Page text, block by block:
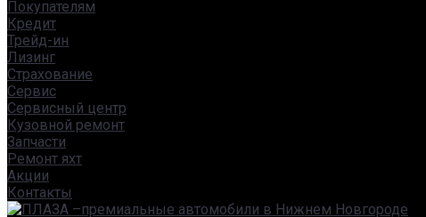
Покупателям
Кредит
Трейд-ин
Лизинг
Страхование
Сервис
Сервисный центр
Кузовной ремонт
Запчасти
Ремонт яхт
Акции
Контакты